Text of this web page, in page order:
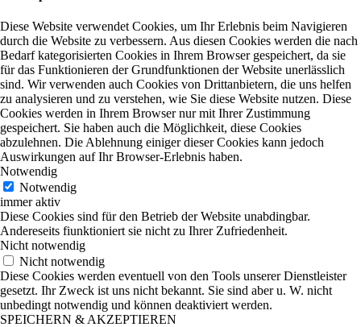
Diese Website verwendet Cookies, um Ihr Erlebnis beim Navigieren
durch die Website zu verbessern. Aus diesen Cookies werden die nach
Bedarf kategorisierten Cookies in Ihrem Browser gespeichert, da sie
für das Funktionieren der Grundfunktionen der Website unerlässlich
sind. Wir verwenden auch Cookies von Drittanbietern, die uns helfen
zu analysieren und zu verstehen, wie Sie diese Website nutzen. Diese
Cookies werden in Ihrem Browser nur mit Ihrer Zustimmung
gespeichert. Sie haben auch die Möglichkeit, diese Cookies
abzulehnen. Die Ablehnung einiger dieser Cookies kann jedoch
Auswirkungen auf Ihr Browser-Erlebnis haben.
Notwendig
Notwendig
immer aktiv
Diese Cookies sind für den Betrieb der Website unabdingbar.
Andereseits fiunktioniert sie nicht zu Ihrer Zufriedenheit.
Nicht notwendig
Nicht notwendig
Diese Cookies werden eventuell von den Tools unserer Dienstleister
gesetzt. Ihr Zweck ist uns nicht bekannt. Sie sind aber u. W. nicht
unbedingt notwendig und können deaktiviert werden.
SPEICHERN & AKZEPTIEREN